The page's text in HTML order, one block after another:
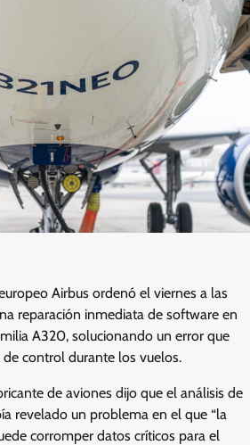
Airbus ordenó el viernes a las
reparación inmediata de software en
A320, solucionando un error que
control durante los vuelos.
de aviones dijo que el análisis de
revelado un problema en el que “la
corromper datos críticos para el